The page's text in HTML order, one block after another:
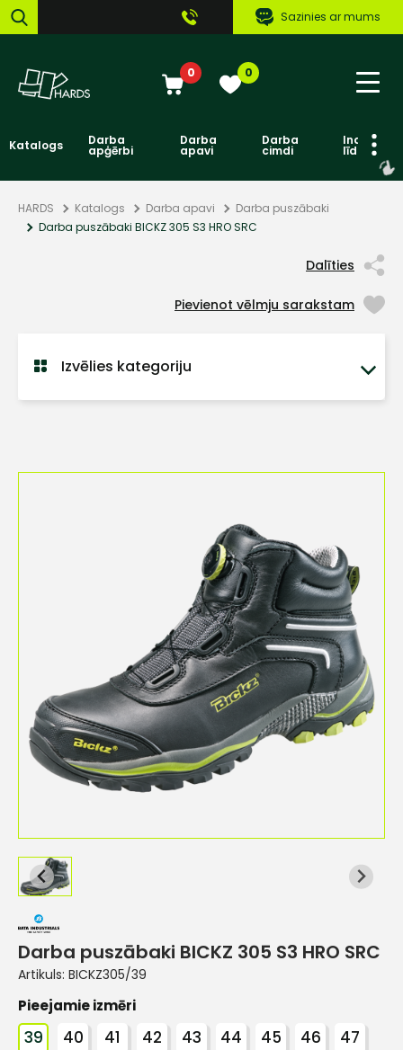
Sazinies ar mums
0 0
Katalogs Darba
apģērbi
Darba
apavi
Darba
cimdi līdzekļi
HARDS Katalogs Darba apavi
Darba puszābaki
Darba puszābaki BICKZ 305 S3 HRO SRC
Dalīties
Pievienot vēlmju sarakstam
Izvēlies kategoriju
Darba puszābaki BICKZ 305 S3 HRO SRC
Artikuls: BICKZ305/39
Pieejamie izmēri
39 40 41 42 43 44 45 46
47